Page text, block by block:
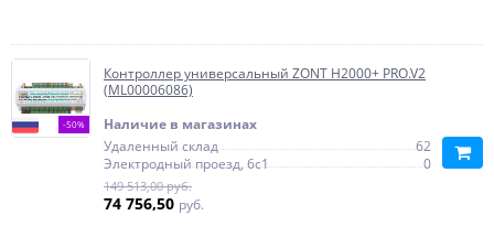
-50%
Контроллер универсальный ZONT H2000+ PRO.V2
(ML00006086)
Наличие в магазинах
Удаленный склад
62
Электродный проезд, 6с1
0
149 513,00 руб.
74 756,50 руб.